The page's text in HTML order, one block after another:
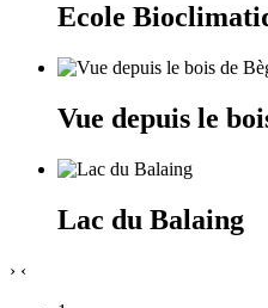
Ecole
Vue depuis le
Lac du Balaing
› ‹